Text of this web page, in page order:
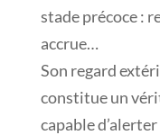
stade précoce :
accrue…
Son regard
constitue un
capable